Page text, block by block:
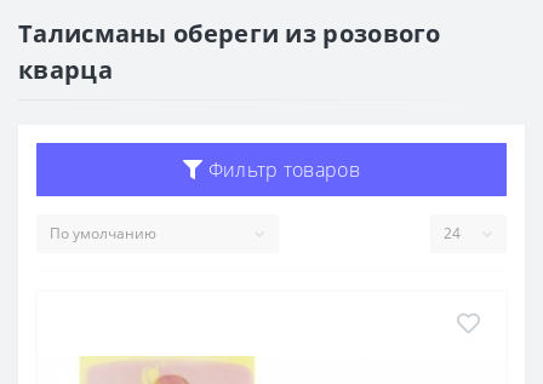
Талисманы обереги из розового
кварца
Фильтр товаров